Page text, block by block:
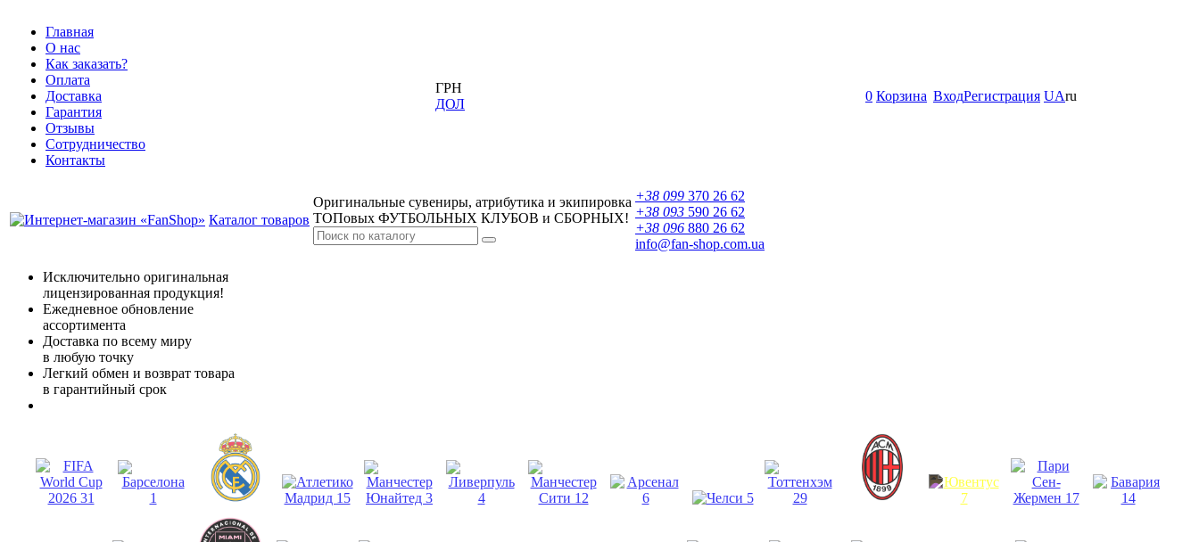
Главная
О нас
Как заказать?
Оплата
Доставка
Гарантия
Отзывы
Сотрудничество
Контакты
ГРН
ДОЛ
0 Корзина ВходРегистрация UAru
Каталог товаров
Оригинальные сувениры, атрибутика и экипировка
ТОПовых ФУТБОЛЬНЫХ КЛУБОВ и СБОРНЫХ!
+38 099 370 26 62
+38 093 590 26 62
+38 096 880 26 62
info@fan-shop.com.ua
Исключительно оригинальная
лицензированная продукция!
Ежедневное обновление
ассортимента
Доставка по всему миру
в любую точку
Легкий обмен и возврат товара
в гарантийный срок